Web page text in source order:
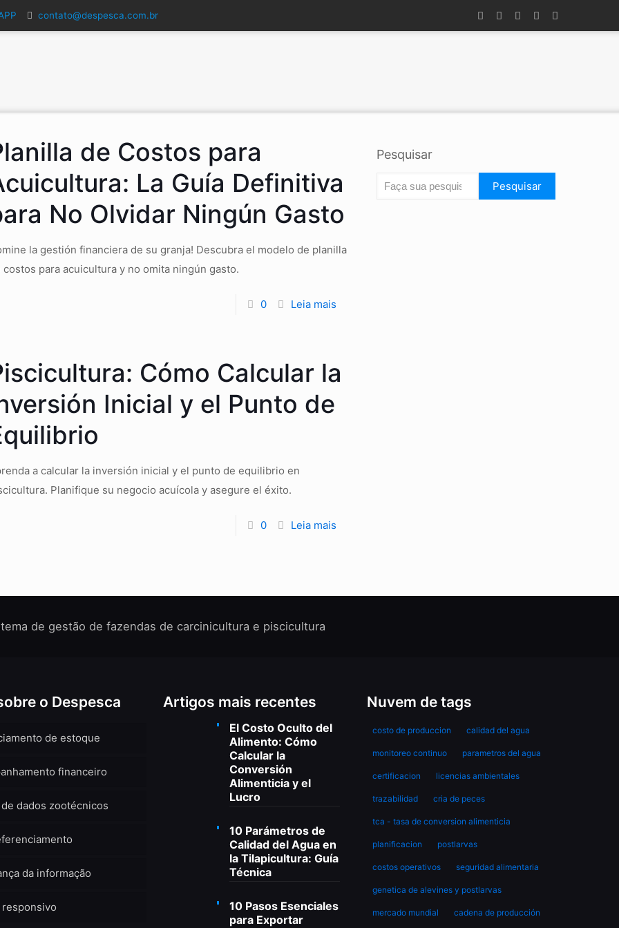
contato@despesca.com.br
de Costos para
La Guía Definitiva
No Olvidar Ningún Gasto
la gestión financiera de su granja! Descubra el modelo de planilla
costos para acuicultura y no omita ningún gasto.
0 Leia mais
Cómo Calcular la
Inicial y el Punto de
a calcular la inversión inicial y el punto de equilibrio en
Planifique su negocio acuícola y asegure el éxito.
0 Leia mais
Pesquisar
Pesquisar
de gestão de fazendas de carcinicultura e piscicultura
o Despesca
de estoque
financeiro
dados zootécnicos
da informação
responsivo
Artigos mais recentes
El Costo Oculto del
Alimento: Cómo
Calcular la
Conversión
Alimenticia y el
Lucro
10 Parámetros de
Calidad del Agua en
la Tilapicultura: Guía
Técnica
10 Pasos Esenciales
para Exportar
Nuvem de tags
costo de produccion calidad del agua
monitoreo continuo parametros del agua
certificacion licencias ambientales
trazabilidad cria de peces
tca - tasa de conversion alimenticia
planificacion postlarvas
costos operativos seguridad alimentaria
genetica de alevines y postlarvas
mercado mundial cadena de producción